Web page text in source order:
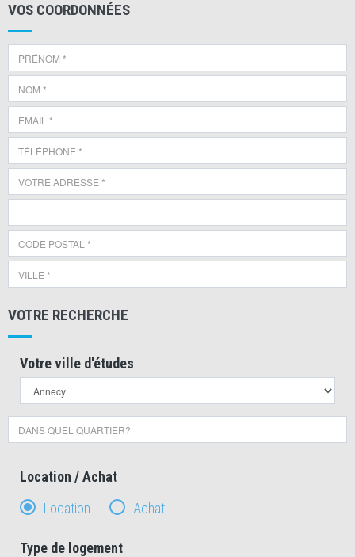
VOS COORDONNÉES
VOTRE RECHERCHE
Votre ville d'études
Location / Achat
Location
Achat
Type de logement